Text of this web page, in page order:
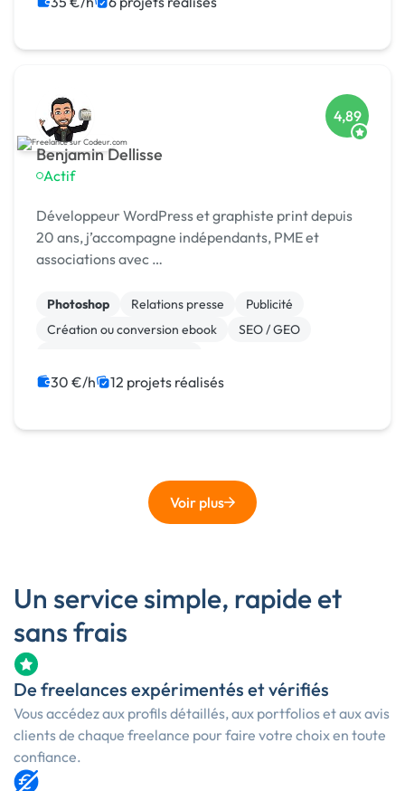
Benjamin Dellisse
Actif
4,89
Développeur WordPress et graphiste print depuis
20 ans, j’accompagne indépendants, PME et
associations avec …
Photoshop Relations presse
Publicité
Création ou conversion ebook
SEO / GEO
Campagne display avec bannières
Motion design
30 €/h 12 projets réalisés
Voir plus
Un service simple, rapide et
sans frais
De freelances expérimentés et vérifiés
Vous accédez aux profils détaillés, aux portfolios et aux avis
clients de chaque freelance pour faire votre choix en toute
confiance.